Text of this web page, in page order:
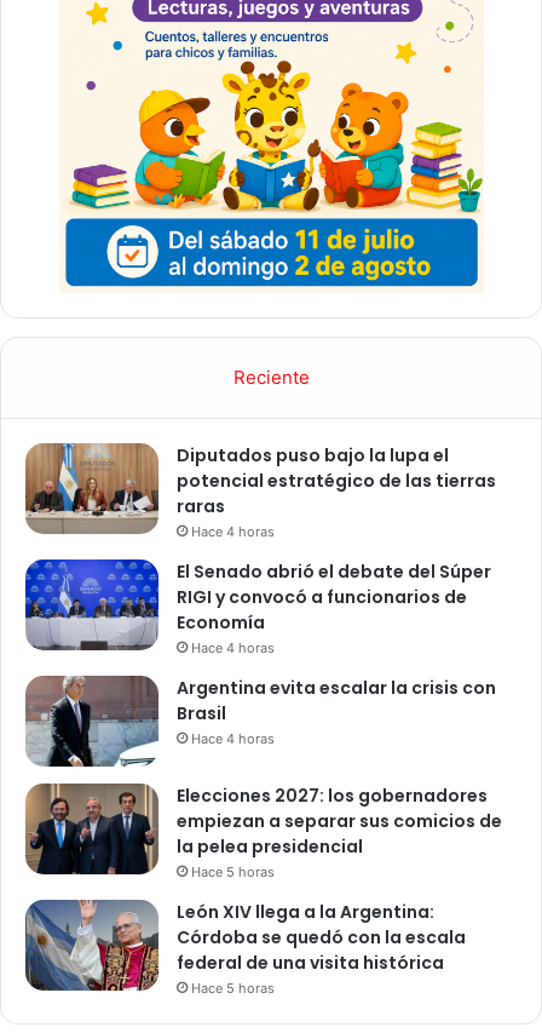
Reciente
Diputados puso bajo la lupa el
potencial estratégico de las tierras
raras
Hace 4 horas
El Senado abrió el debate del Súper
RIGI y convocó a funcionarios de
Economía
Hace 4 horas
Argentina evita escalar la crisis con
Brasil
Hace 4 horas
Elecciones 2027: los gobernadores
empiezan a separar sus comicios de
la pelea presidencial
Hace 5 horas
León XIV llega a la Argentina:
Córdoba se quedó con la escala
federal de una visita histórica
Hace 5 horas